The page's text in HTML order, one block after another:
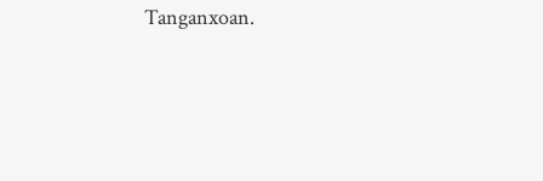
Tanganxoan.